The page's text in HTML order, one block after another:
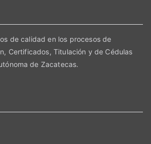
de calidad en los procesos de
Certificados, Titulación y de Cédulas
de Zacatecas.